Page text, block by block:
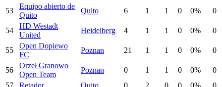
53
Equipo abierto de
Quito
Quito 6 1 1 0 0% 0
54
HD Westadt
United
Heidelberg 4 1 1 0 0% 0
55
Open Dopiewo
FC
Poznan 21 1 1 0 0% 0
56
Orzeł Granowo
Open Team
Poznan 0 1 1 0 0%
0
57
Retador Quito 0 2 0 0 0%
0